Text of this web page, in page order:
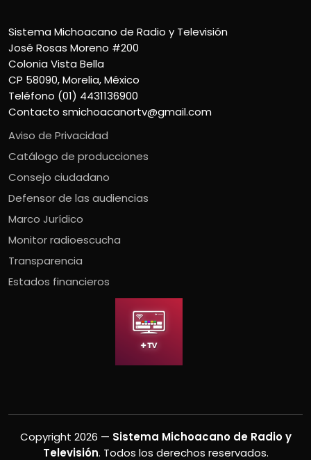
Sistema Michoacano de Radio y Televisión
José Rosas Moreno #200
Colonia Vista Bella
CP 58090, Morelia, México
Teléfono (01) 4431136900
Contacto smichoacanortv@gmail.com
Aviso de Privacidad
Catálogo de producciones
Consejo ciudadano
Defensor de las audiencias
Marco Jurídico
Monitor radioescucha
Transparencia
Estados financieros
Copyright 2026 — Sistema Michoacano de Radio y
Televisión. Todos los derechos reservados.